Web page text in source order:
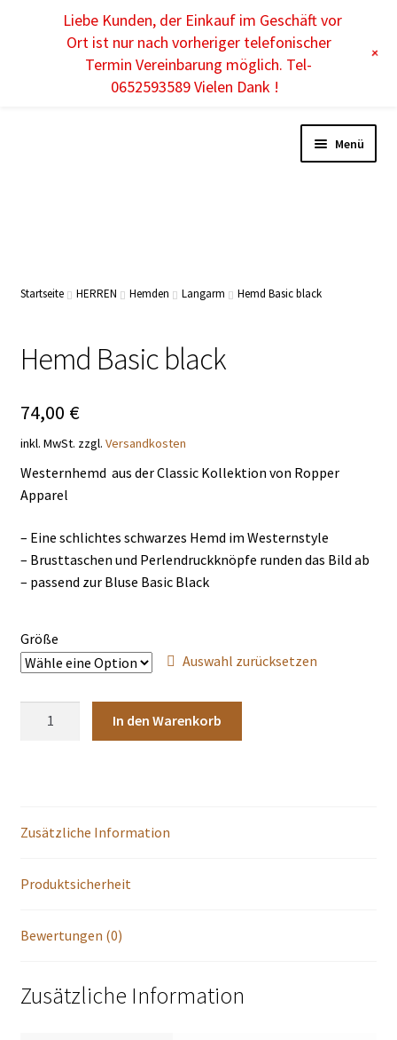
Menü
ACCESSOIRES
THEMENWELTEN
DE EN
Startseite HERREN Hemden Langarm Hemd Basic black
Hemd Basic black
74,00 €
inkl. MwSt. zzgl. Versandkosten
Westernhemd aus der Classic Kollektion von Ropper
Apparel
– Eine schlichtes schwarzes Hemd im Westernstyle
– Brusttaschen und Perlendruckknöpfe runden das Bild ab
– passend zur Bluse Basic Black
Größe
Auswahl zurücksetzen
In den Warenkorb
Zusätzliche Information
Produktsicherheit
Bewertungen (0)
Zusätzliche Information
Liebe Kunden, der Einkauf im Geschäft vor
Ort ist nur nach vorheriger telefonischer
Termin Vereinbarung möglich. Tel-
0652593589 Vielen Dank !
+
DE